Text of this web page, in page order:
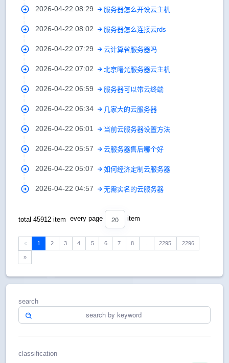
2026-04-22 08:29 服务器怎么开设云主机
2026-04-22 08:02 服务器怎么连接云rds
2026-04-22 07:29 云计算省服务器吗
2026-04-22 07:02 北京曙光服务器云主机
2026-04-22 06:59 服务器可以带云终端
2026-04-22 06:34 几家大的云服务器
2026-04-22 06:01 当前云服务器设置方法
2026-04-22 05:57 云服务器售后哪个好
2026-04-22 05:07 如何经济定制云服务器
2026-04-22 04:57 无需实名的云服务器
total 45912 item every page 20 item
« 1 2 3 4 5 6 7 8 2295 2296
»
search
classification